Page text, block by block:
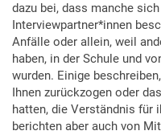
dazu bei, dass manche
Interviewpartner*innen
Anfälle oder allein, weil
haben, in der Schule und
wurden. Einige
Ihnen zurückzogen oder
hatten, die Verständnis für
berichten aber auch von